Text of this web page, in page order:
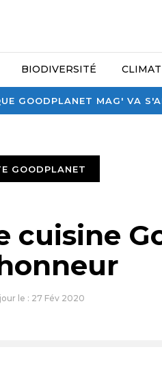
GOODPLANET MAG' VA
BIODIVERSITÉ CLIMAT
GOODPLANET
cuisine
le : 27 Fév 2020